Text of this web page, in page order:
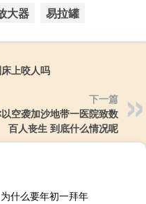
大器 易拉罐
上咬人吗
下一篇
空袭加沙地带一医院致数
百人丧生 到底什么情况呢
为什么要年初一拜年